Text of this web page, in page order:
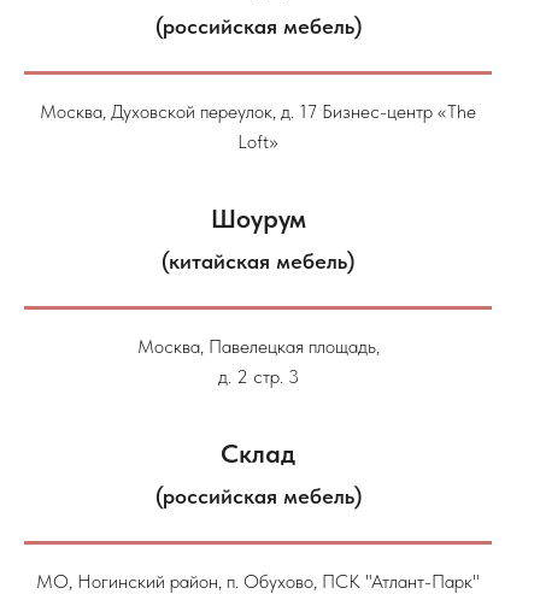
(российская мебель)
Москва, Духовской переулок, д. 17 Бизнес-центр «The
Loft»
Шоурум
(китайская мебель)
Москва, Павелецкая площадь,
д. 2 стр. 3
Склад
(российская мебель)
МО, Ногинский район, п. Обухово, ПСК "Атлант-Парк"